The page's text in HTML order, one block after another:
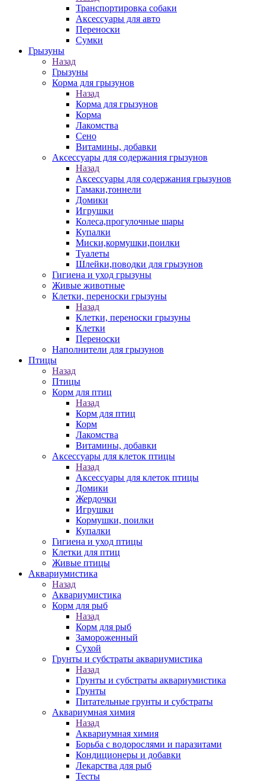
Транспортировка собаки
Аксессуары для авто
Переноски
Сумки
Грызуны
Назад
Грызуны
Корма для грызунов
Назад
Корма для грызунов
Корма
Лакомства
Сено
Витамины, добавки
Аксессуары для содержания грызунов
Назад
Аксессуары для содержания грызунов
Гамаки,тоннели
Домики
Игрушки
Колеса,прогулочные шары
Купалки
Миски,кормушки,поилки
Туалеты
Шлейки,поводки для грызунов
Гигиена и уход грызуны
Живые животные
Клетки, переноски грызуны
Назад
Клетки, переноски грызуны
Клетки
Переноски
Наполнители для грызунов
Птицы
Назад
Птицы
Корм для птиц
Назад
Корм для птиц
Корм
Лакомства
Витамины, добавки
Аксессуары для клеток птицы
Назад
Аксессуары для клеток птицы
Домики
Жердочки
Игрушки
Кормушки, поилки
Купалки
Гигиена и уход птицы
Клетки для птиц
Живые птицы
Аквариумистика
Назад
Аквариумистика
Корм для рыб
Назад
Корм для рыб
Замороженный
Сухой
Грунты и субстраты аквариумистика
Назад
Грунты и субстраты аквариумистика
Грунты
Питательные грунты и субстраты
Аквариумная химия
Назад
Аквариумная химия
Борьба с водорослями и паразитами
Кондиционеры и добавки
Лекарства для рыб
Тесты